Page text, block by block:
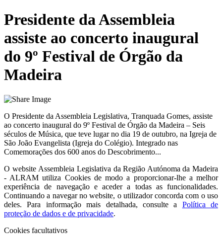
Presidente da Assembleia
assiste ao concerto inaugural
do 9º Festival de Órgão da
Madeira
O Presidente da Assembleia Legislativa, Tranquada Gomes, assiste
ao concerto inaugural do 9º Festival de Órgão da Madeira – Seis
séculos de Música, que teve lugar no dia 19 de outubro, na Igreja de
São João Evangelista (Igreja do Colégio). Integrado nas
Comemorações dos 600 anos do Descobrimento...
O website Assembleia Legislativa da Região Autónoma da Madeira
- ALRAM utiliza Cookies de modo a proporcionar-lhe a melhor
experiência de navegação e aceder a todas as funcionalidades.
Continuando a navegar no website, o utilizador concorda com o uso
deles. Para informação mais detalhada, consulte a
Política de
proteção de dados e de privacidade.
Cookies facultativos